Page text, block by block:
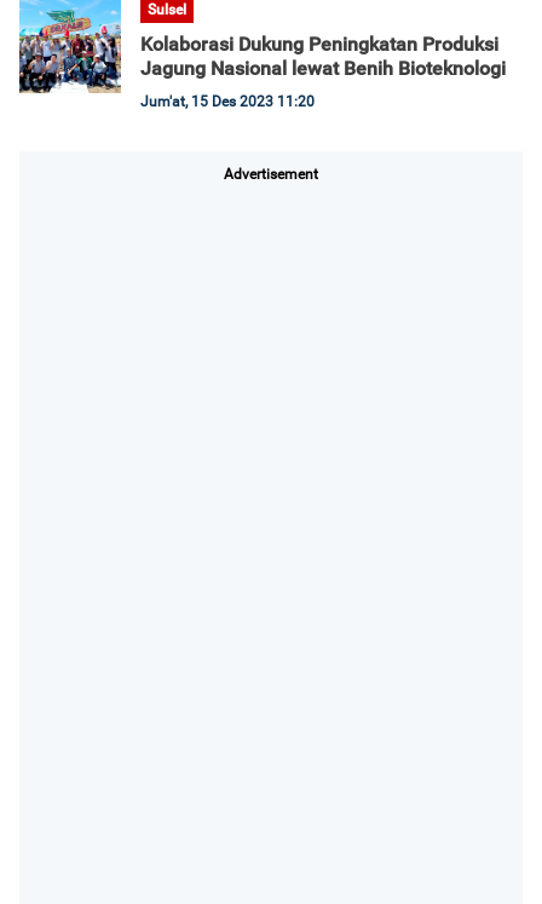
Sulsel
Kolaborasi Dukung Peningkatan Produksi
Jagung Nasional lewat Benih Bioteknologi
Jum'at, 15 Des 2023 11:20
Advertisement